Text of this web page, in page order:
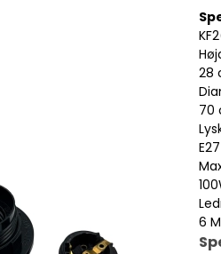
28
70
E27
6